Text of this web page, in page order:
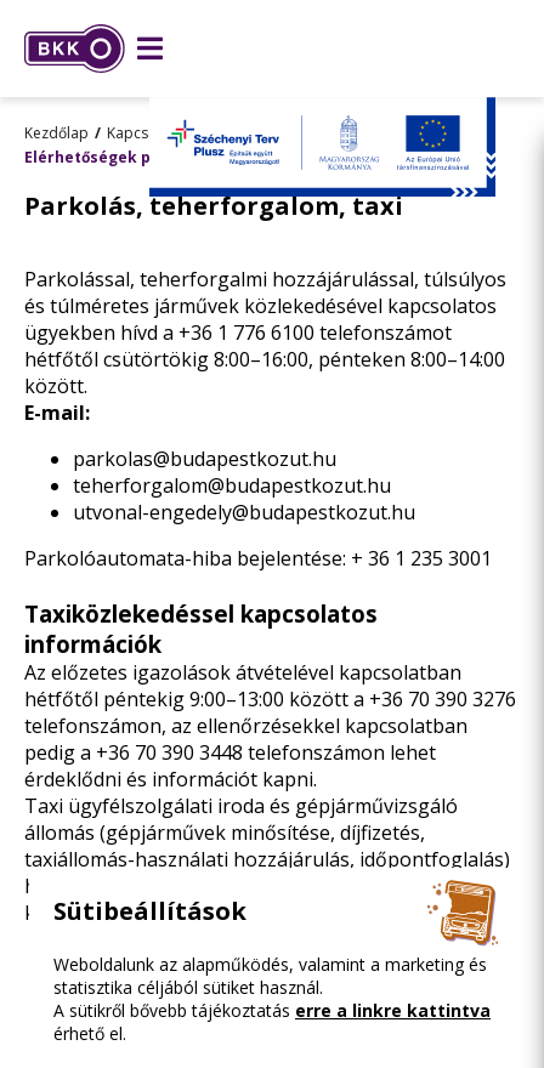
Kezdőlap
Kapcsolat
Elérhetőségek parkolási, teherforgalmi és taxiügyekben
Parkolás, teherforgalom, taxi
Parkolással, teherforgalmi hozzájárulással, túlsúlyos
és túlméretes járművek közlekedésével kapcsolatos
ügyekben hívd a +36 1 776 6100 telefonszámot
hétfőtől csütörtökig 8:00–16:00, pénteken 8:00–14:00
között.
E-mail:
parkolas
budapestkozut.hu
teherforgalom
budapestkozut.hu
utvonal-engedely
budapestkozut.hu
Parkolóautomata-hiba bejelentése: + 36 1 235 3001
Taxiközlekedéssel kapcsolatos
információk
Az előzetes igazolások átvételével kapcsolatban
hétfőtől péntekig 9:00–13:00 között a +36 70 390 3276
telefonszámon, az ellenőrzésekkel kapcsolatban
pedig a +36 70 390 3448 telefonszámon lehet
érdeklődni és információt kapni.
Taxi ügyfélszolgálati iroda és gépjárművizsgáló
állomás (gépjárművek minősítése, díjfizetés,
taxiállomás-használati hozzájárulás, időpontfoglalás)
hétfőtől csütörtöki 7:45–16:00, pénteken 7:45–13:30
között:
E-mail:taxi bkk.hu,
telefon:+36 70 456 9397
személyes ügyintézés: 1087 Budapest,
Asztalos Sándor út 16.
Sütibeállítások
Weboldalunk az alapműködés, valamint a marketing és
statisztika céljából sütiket használ.
A sütikről bővebb tájékoztatás erre a linkre kattintva
érhető el.